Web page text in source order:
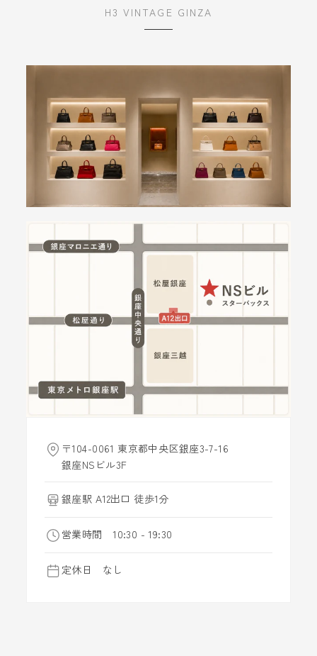
H3 VINTAGE GINZA
〒104-0061 東京都中央区銀座3-7-16
銀座NSビル3F
銀座駅 A12出口 徒歩1分
営業時間 10:30 - 19:30
定休日 なし